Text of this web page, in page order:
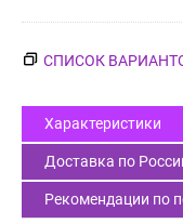
СПИСОК
Характеристики
Доставка по
Рекомендации по